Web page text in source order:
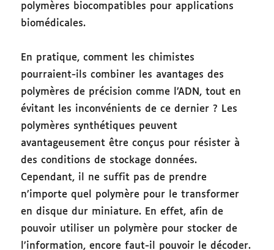
polymères biocompatibles pour applications
biomédicales.
En pratique, comment les chimistes
pourraient-ils combiner les avantages des
polymères de précision comme l’ADN, tout en
évitant les inconvénients de ce dernier ? Les
polymères synthétiques peuvent
avantageusement être conçus pour résister à
des conditions de stockage données.
Cependant, il ne suffit pas de prendre
n’importe quel polymère pour le transformer
en disque dur miniature. En effet, afin de
pouvoir utiliser un polymère pour stocker de
l’information, encore faut-il pouvoir le décoder.